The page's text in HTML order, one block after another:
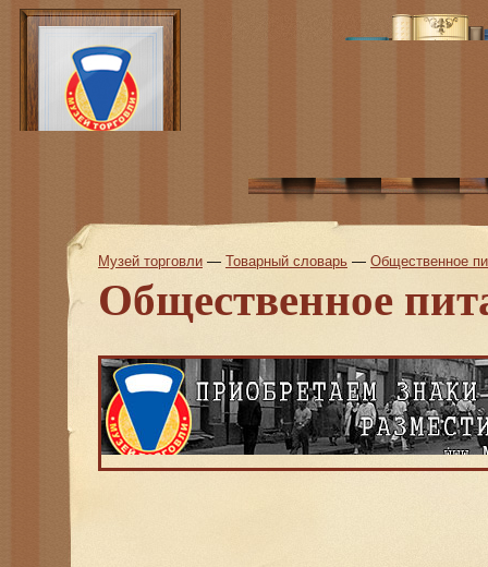
Музей торговли — Товарный словарь — Общественное
Общественное